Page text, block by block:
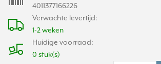
Verwachte levertijd:
1-2 weken
Huidige voorraad:
0 stuk(s)
4011377166226